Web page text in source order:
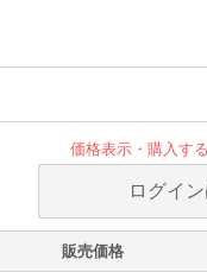
価格表示・購入す
ログイ
販売価格